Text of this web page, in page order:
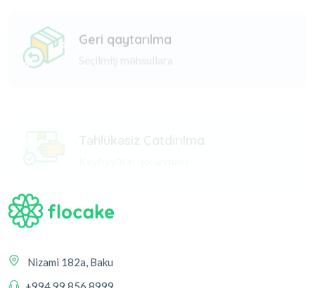
+994 99 856 8999